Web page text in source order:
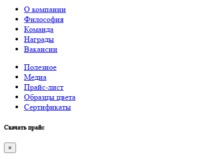
О компании
Философия
Команда
Награды
Вакансии
Полезное
Медиа
Прайс-лист
Образцы цвета
Сертификаты
Скачать прайс
×